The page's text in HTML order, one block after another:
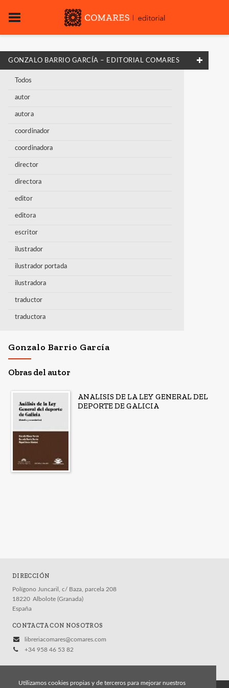
GONZALO BARRIO GARCÍA – EDITORIAL COMARES
Todos
autor
autora
coordinador
coordinadora
director
directora
editor
editora
escritor
ilustrador
ilustrador portada
ilustradora
traductor
traductora
Gonzalo Barrio García
Obras del autor
ANALISIS DE LA LEY GENERAL DEL
DEPORTE DE GALICIA
DIRECCIÓN
Polígono Juncaril, c/ Baza, parcela 208
18220 Albolote (Granada)
España
CONTACTA CON NOSOTROS
libreriacomares@comares.com
+34 958 46 53 82
Utilizamos cookies propias y de terceros para mejorar nuestros